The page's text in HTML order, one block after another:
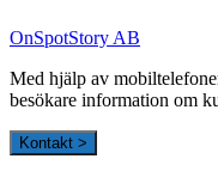
OnSpotStory AB
Med hjälp av
besökare information om
Kontakt >